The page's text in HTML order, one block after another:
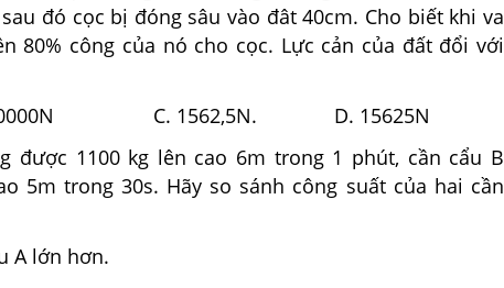
đó cọc bị đóng sâu vào đât 40cm. Cho biết khi va
80% công của nó cho cọc. Lực cản của đất đổi với
C. 1562,5N. D. 15625N
được 1100 kg lên cao 6m trong 1 phút, cần cẩu B
5m trong 30s. Hãy so sánh công suất của hai cần
A lớn hơn.